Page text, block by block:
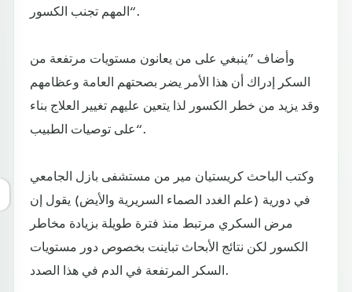
المهم تجنب الكسور“.
وأضاف ”ينبغي على من يعانون مستويات مرتفعة من
السكر إدراك أن هذا الأمر يضر بصحتهم العامة وعظامهم
وقد يزيد من خطر الكسور لذا يتعين عليهم تغيير العلاج بناء
على توصيات الطبيب“.
وكتب الباحث كريستيان مير من مستشفى بازل الجامعي
في دورية (علم الغدد الصماء السريرية والأيض) يقول إن
مرض السكري مرتبط منذ فترة طويلة بزيادة مخاطر
الكسور لكن نتائج الأبحاث تباينت بخصوص دور مستويات
السكر المرتفعة في الدم في هذا الصدد.